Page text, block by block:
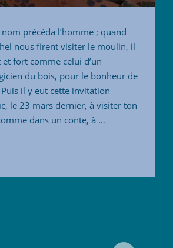
nom précéda l’homme ; quand
nous firent visiter le moulin, il
et fort comme celui d’un
du bois, pour le bonheur de
il y eut cette invitation
le 23 mars dernier, à visiter ton
dans un conte, à …